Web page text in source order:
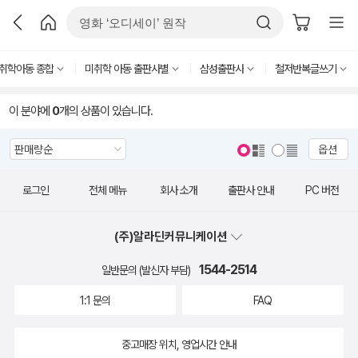
학아동 종합 미취학 아동 출판사별 삼성출판사 철저반복글쓰기
이 분야에 0개의 상품이 있습니다.
옵션
로그인 전체 메뉴 회사 소개 출판사 안내 PC 버전
(주)알라딘커뮤니케이션
일반문의 (발신자 부담) 1544-2514
1:1 문의 FAQ
중고매장 위치, 영업시간 안내